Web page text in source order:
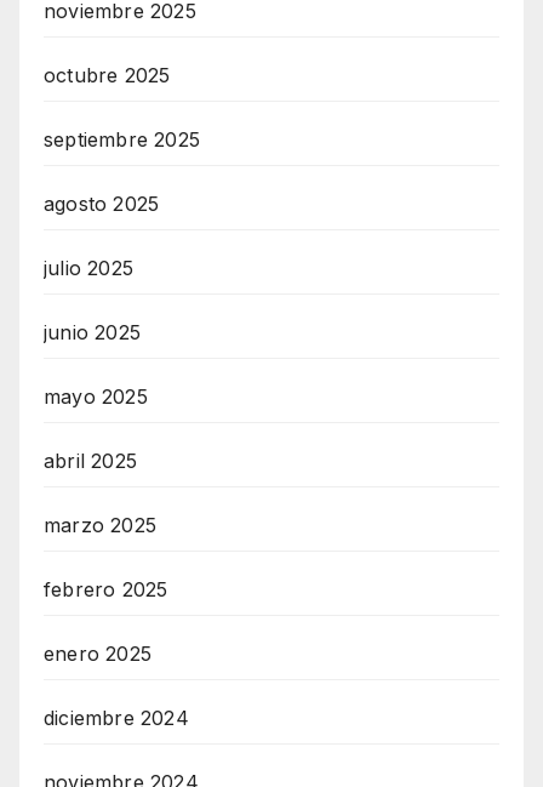
noviembre 2025
octubre 2025
septiembre 2025
agosto 2025
julio 2025
junio 2025
mayo 2025
abril 2025
marzo 2025
febrero 2025
enero 2025
diciembre 2024